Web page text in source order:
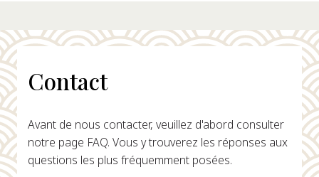
Contact
Avant de nous contacter, veuillez d'abord consulter
notre page FAQ. Vous y trouverez les réponses aux
questions les plus fréquemment posées.